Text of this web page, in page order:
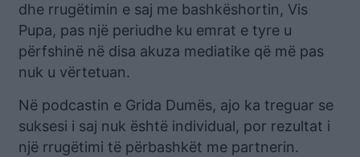
dhe rrugëtimin e saj me bashkëshortin, Vis
Pupa, pas një periudhe ku emrat e tyre u
përfshinë në disa akuza mediatike që më pas
nuk u vërtetuan.
Në podcastin e Grida Dumës, ajo ka treguar se
suksesi i saj nuk është individual, por rezultat i
një rrugëtimi të përbashkët me partnerin.